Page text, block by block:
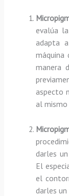
evalúa
adapta
máquina
manera
aspecto
al
darles
El
el
darles